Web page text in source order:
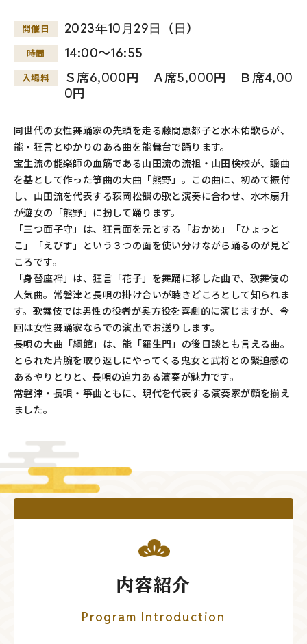
開催日 2023年10 月 29日 （日）
時間 14:00～16:55
入場料
Ｓ席6,000円 Ａ席5,000円 Ｂ席4,00
0円
同世代の女性舞踊家の先頭を走る藤間恵都子と水木佑歌らが、
能・狂言とゆかりのある曲を能舞台で踊ります。
宝生流の能楽師の血筋である山田流の流祖・山田検校が、謡曲
を基として作った箏曲の大曲「熊野」。この曲に、初めて振付
し、山田流を代表する萩岡松韻の歌と演奏に合わせ、水木扇升
が遊女の「熊野」に扮して踊ります。
「三つ面子守」は、狂言面を元とする「おかめ」「ひょっと
こ」「えびす」という３つの面を使い分けながら踊るのが見ど
ころです。
「身替座禅」は、狂言「花子」を舞踊に移した曲で、歌舞伎の
人気曲。常磐津と長唄の掛け合いが聴きどころとして知られま
す。歌舞伎では男性の役者が奥方役を喜劇的に演じますが、今
回は女性舞踊家ならでの演出でお送りします。
長唄の大曲「綱館」は、能「羅生門」の後日談とも言える曲。
とられた片腕を取り返しにやってくる鬼女と武将との緊迫感の
あるやりとりと、長唄の迫力ある演奏が魅力です。
常磐津・長唄・箏曲ともに、現代を代表する演奏家が顔を揃え
ました。
内容紹介
Program Introduction